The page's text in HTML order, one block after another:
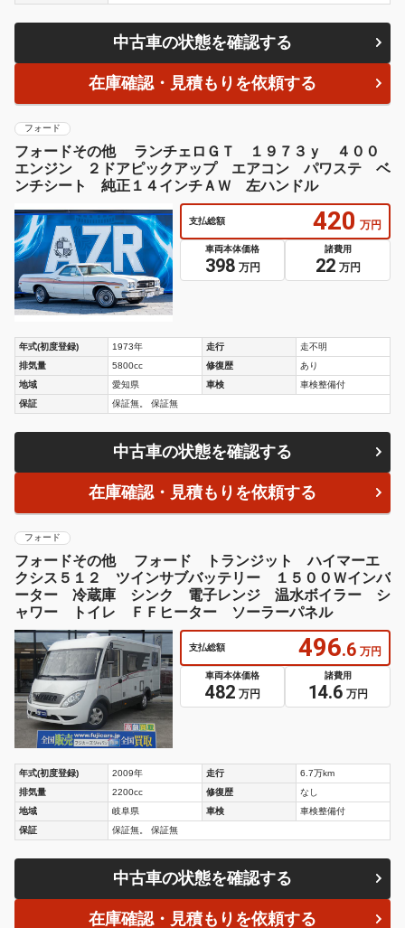
中古車の状態を確認する
在庫確認・見積もりを依頼する
フォード
フォードその他 ランチェロＧＴ １９７３ｙ ４００
エンジン ２ドアピックアップ エアコン パワステ ベ
ンチシート 純正１４インチＡＷ 左ハンドル
支払総額 420 万円
車両本体価格
398 万円
諸費用
22 万円
年式(初度登録) 1973年 走行
走不明
排気量
5800cc 修復歴
あり
地域
愛知県 車検
車検整備付
保証
保証無。 保証無
中古車の状態を確認する
在庫確認・見積もりを依頼する
フォード
フォードその他 フォード トランジット ハイマーエ
クシス５１２ ツインサブバッテリー １５００Ｗインバ
ーター 冷蔵庫 シンク 電子レンジ 温水ボイラー シ
ャワー トイレ ＦＦヒーター ソーラーパネル
支払総額 496.6 万円
車両本体価格
482 万円
諸費用
14.6 万円
年式(初度登録) 2009年 走行
6.7万km
排気量
2200cc 修復歴
なし
地域
岐阜県 車検
車検整備付
保証
保証無。 保証無
中古車の状態を確認する
在庫確認・見積もりを依頼する